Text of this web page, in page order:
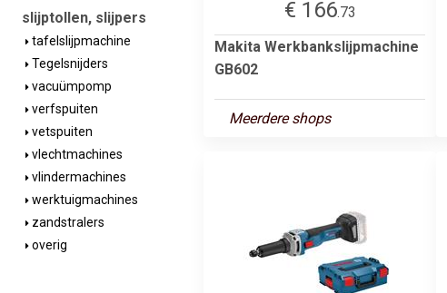
slijptollen, slijpers
tafelslijpmachine
Tegelsnijders
vacuümpomp
verfspuiten
vetspuiten
vlechtmachines
vlindermachines
werktuigmachines
zandstralers
overig
€ 166.73
Makita Werkbankslijpmachine
GB602
Meerdere shops